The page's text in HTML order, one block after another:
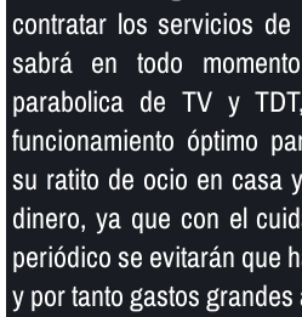
contratar los servicios
sabrá en todo
parabolica de TV y
funcionamiento óptimo
su ratito de ocio en casa
dinero, ya que con el
periódico se evitarán que
y por tanto gastos